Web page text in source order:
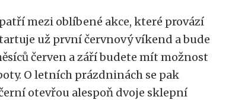
mezi oblíbené akce, které provází
už první červnový víkend a bude
červen a září budete mít možnost
O letních prázdninách se pak
otevřou alespoň dvoje sklepní